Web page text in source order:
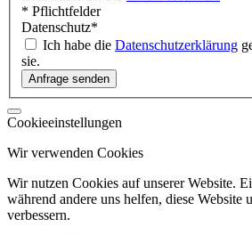
* Pflichtfelder
Datenschutz*
Ich habe die Datenschutzerklärung
sie.
Cookieeinstellungen
Wir verwenden Cookies
Wir nutzen Cookies auf unserer Website.
während andere uns helfen, diese Website
verbessern.